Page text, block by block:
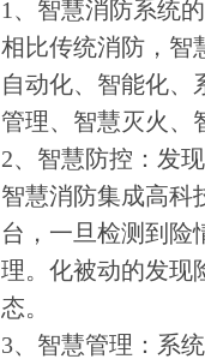
1、智慧消防系统
相比传统消防，智
自动化、智能化、
管理、智慧灭火、
2、智慧防控：发
智慧消防集成高科
台，一旦检测到险
理。化被动的发现
态。
3、智慧管理：系